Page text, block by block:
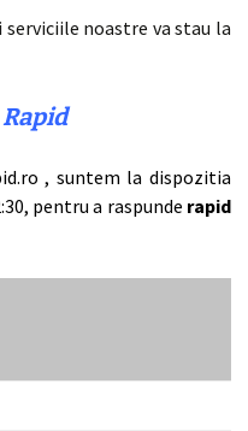
serviciile noastre va stau la
, suntem la dispozitia
pentru a raspunde rapid